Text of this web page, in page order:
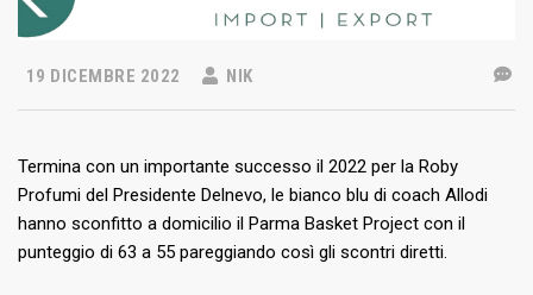
19 DICEMBRE 2022 NIK
Termina con un importante successo il 2022 per la Roby
Profumi del Presidente Delnevo, le bianco blu di coach Allodi
hanno sconfitto a domicilio il Parma Basket Project con il
punteggio di 63 a 55 pareggiando così gli scontri diretti.